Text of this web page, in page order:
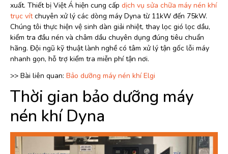
xuất. Thiết bị Việt Á hiện cung cấp dịch vụ sửa chữa máy nén khí
trục vítchuyên xử lý các dòng máy Dyna từ 11kW đến 75kW.
Chúng tôi thực hiện vệ sinh dàn giải nhiệt, thay lọc gió lọc dầu,
kiểm tra đầu nén và châm dầu chuyên dụng đúng tiêu chuẩn
hãng. Đội ngũ kỹ thuật lành nghề có tâm xử lý tận gốc lỗi máy
nhanh gọn, hỗ trợ kiểm tra miễn phí tận nơi.
>> Bài liên quan: Bảo dưỡng máy nén khí Elgi
Thời gian bảo dưỡng máy
nén khí Dyna